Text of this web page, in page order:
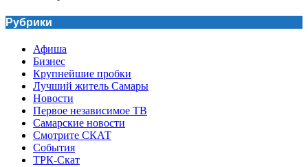
Рубрики
Афиша
Бизнес
Крупнейшие пробки
Лучший житель Самары
Новости
Первое независимое ТВ
Самарские новости
Смотрите СКАТ
События
ТРК-Скат